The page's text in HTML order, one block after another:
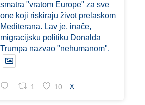
smatra "vratom Europe" za sve
one koji riskiraju život prelaskom
Mediterana. Lav je, inače,
migracijsku politiku Donalda
Trumpa nazvao "nehumanom".
1 10 X